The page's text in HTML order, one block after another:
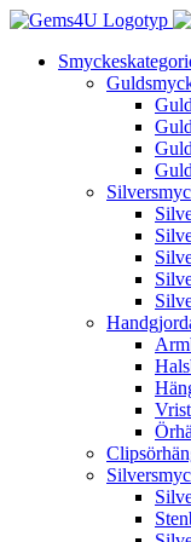
Fortsätt
innehållet